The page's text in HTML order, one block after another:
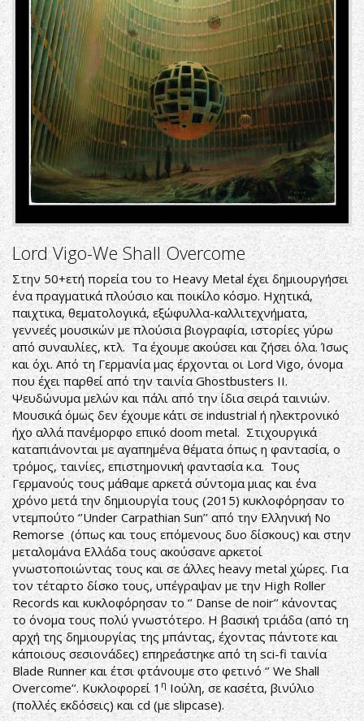
Lord Vigo-We Shall Overcome
Στην 50+ετή πορεία του το Heavy Metal έχει δημιουργήσει
ένα πραγματικά πλούσιο και ποικίλο κόσμο. Ηχητικά,
παιχτικα, θεματολογικά, εξώφυλλα-καλλιτεχνήματα,
γεννεές μουσικών με πλούσια βιογραφία, ιστορίες γύρω
από συναυλίες, κτλ. Τα έχουμε ακούσει και ζήσει όλα. Ίσως
και όχι. Από τη Γερμανία μας έρχονται οι Lord Vigo, όνομα
που έχει παρθεί από την ταινία Ghostbusters II.
Ψευδώνυμα μελών και πάλι από την ίδια σειρά ταινιών.
Μουσικά όμως δεν έχουμε κάτι σε industrial ή ηλεκτρονικό
ήχο αλλά πανέμορφο επικό doom metal. Στιχουργικά
καταπιάνονται με αγαπημένα θέματα όπως η φαντασία, ο
τρόμος, ταινίες, επιστημονική φαντασία κ.α. Τους
Γερμανούς τους μάθαμε αρκετά σύντομα μιας και ένα
χρόνο μετά την δημιουργία τους (2015) κυκλοφόρησαν το
ντεμπούτο ‘’Under Carpathian Sun’’ από την Ελληνική No
Remorse (όπως και τους επόμενους δυο δίσκους) και στην
μεταλομάνα Ελλάδα τους ακούσανε αρκετοί
γνωστοποιώντας τους και σε άλλες heavy metal χώρες. Για
τον τέταρτο δίσκο τους, υπέγραψαν με την High Roller
Records και κυκλοφόρησαν το ‘’ Danse de noir’’ κάνοντας
το όνομα τους πολύ γνωστότερο. Η βασική τριάδα (από τη
αρχή της δημιουργίας της μπάντας, έχοντας πάντοτε και
κάποιους σεσιονάδες) επηρεάστηκε από τη sci-fi ταινία
Blade Runner και έτσι φτάνουμε στο φετινό ‘’ We Shall
Overcome’’. Κυκλοφορεί 1 η Ιούλη, σε κασέτα, βινύλιο
(πολλές εκδόσεις) και cd (με slipcase).